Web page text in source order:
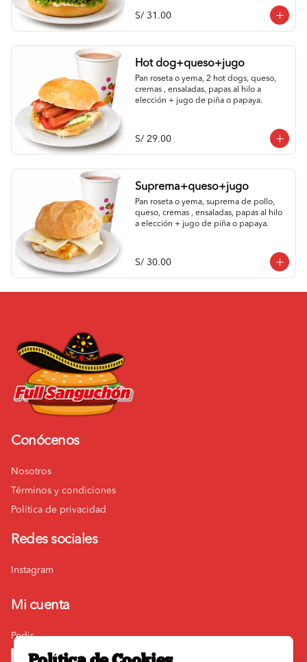
S/ 31.00
Hot dog+queso+jugo
Pan roseta o yema, 2 hot dogs, queso,
cremas , ensaladas, papas al hilo a
elección + jugo de piña o papaya.
S/ 29.00
Suprema+queso+jugo
Pan roseta o yema, suprema de pollo,
queso, cremas , ensaladas, papas al hilo
a elección + jugo de piña o papaya.
S/ 30.00
Conócenos
Nosotros
Términos y condiciones
Política de privacidad
Redes sociales
Instagram
Mi cuenta
Pedir
Iniciar sesión